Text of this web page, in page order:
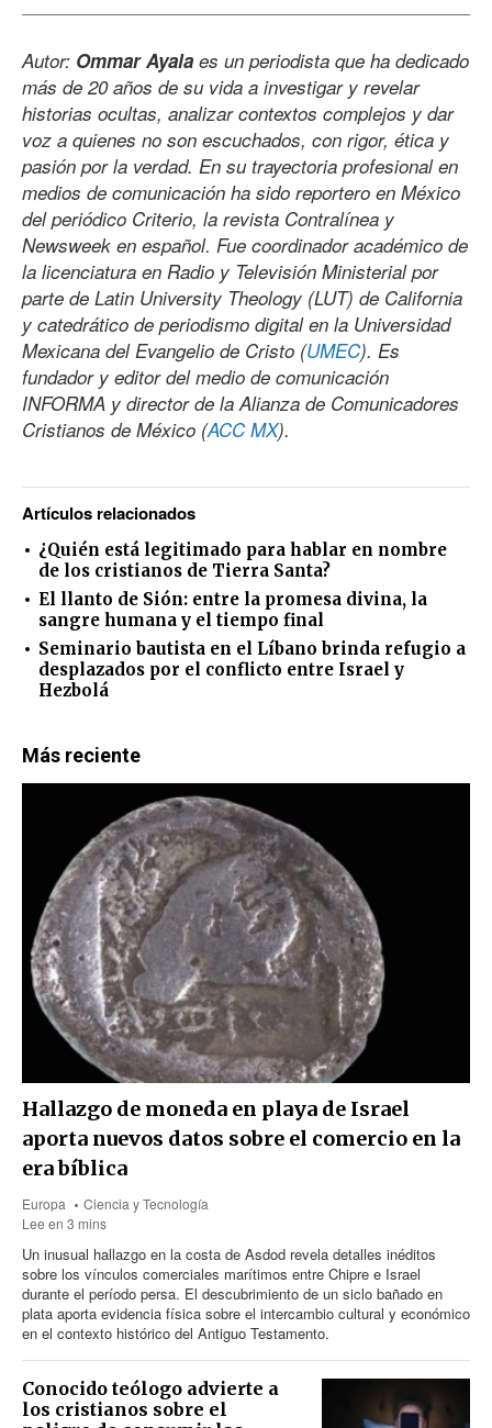
Autor: Ommar Ayala es un periodista que ha dedicado
más de 20 años de su vida a investigar y revelar
historias ocultas, analizar contextos complejos y dar
voz a quienes no son escuchados, con rigor, ética y
pasión por la verdad. En su trayectoria profesional en
medios de comunicación ha sido reportero en México
del periódico Criterio, la revista Contralínea y
Newsweek en español. Fue coordinador académico de
la licenciatura en Radio y Televisión Ministerial por
parte de Latin University Theology (LUT) de California
y catedrático de periodismo digital en la Universidad
Mexicana del Evangelio de Cristo (UMEC). Es
fundador y editor del medio de comunicación
INFORMA y director de la Alianza de Comunicadores
Cristianos de México (ACC MX).
Artículos relacionados
¿Quién está legitimado para hablar en nombre
de los cristianos de Tierra Santa?
El llanto de Sión: entre la promesa divina, la
sangre humana y el tiempo final
Seminario bautista en el Líbano brinda refugio a
desplazados por el conflicto entre Israel y
Hezbolá
Más reciente
Hallazgo de moneda en playa de Israel
aporta nuevos datos sobre el comercio en la
era bíblica
Europa
Ciencia y Tecnología
Lee en 3 mins
Un inusual hallazgo en la costa de Asdod revela detalles inéditos
sobre los vínculos comerciales marítimos entre Chipre e Israel
durante el período persa. El descubrimiento de un siclo bañado en
plata aporta evidencia física sobre el intercambio cultural y económico
en el contexto histórico del Antiguo Testamento.
Conocido teólogo advierte a
los cristianos sobre el